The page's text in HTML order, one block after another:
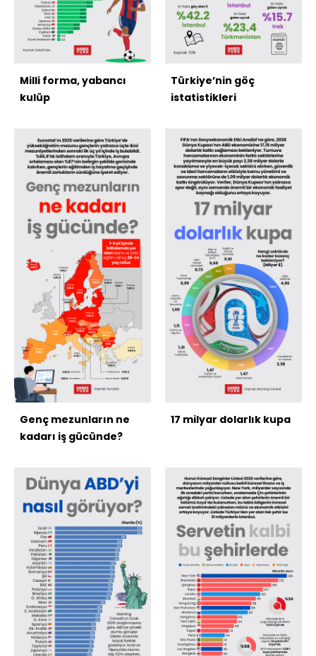
Milli forma, yabancı
kulüp
Türkiye’nin göç
istatistikleri
Genç mezunların ne
kadarı iş gücünde?
17 milyar dolarlık kupa